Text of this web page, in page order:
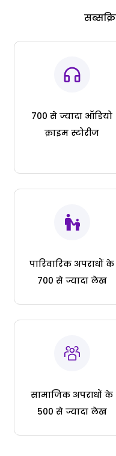
700 से ज्यादा ऑडियो
क्राइम स्टोरीज
पारिवारिक अपराधों के
700 से ज्यादा लेख
सामाजिक अपराधों के
500 से ज्यादा लेख